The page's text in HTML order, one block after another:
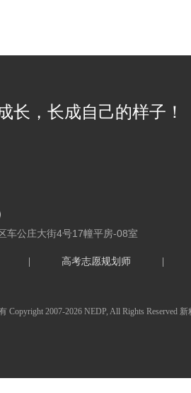
长，长成自己的样子！
车公庄大街4号17幢平房-08室
高考志愿规划师
Copyright 2007-2026 NEDP, All Rights